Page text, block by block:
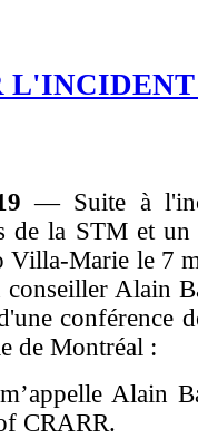
— Suite à
de la STM et un
Villa-Marie le 7
Alain
conférence
de Montréal :
Alain
CRARR.